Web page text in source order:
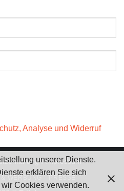
Analyse und Widerruf
IImpressum
WERBUNG PRESSE
unserer Dienste.
erklären Sie sich
Cookies verwenden.